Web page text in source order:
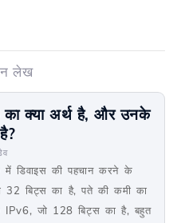
लेख
क्या अर्थ है, और उनके
डिवाइस की पहचान करने के
32 बिट्स का है, पते की कमी का
IPv6, जो 128 बिट्स का है, बहुत